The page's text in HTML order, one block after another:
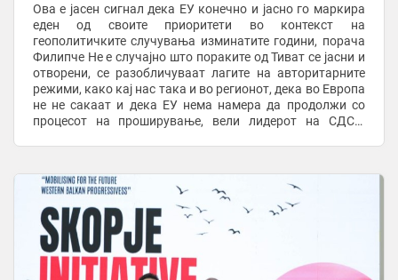
Ова е јасен сигнал дека ЕУ конечно и јасно го маркира
еден од своите приоритети во контекст на
геополитичките случувања изминатите години, порача
Филипче Не е случајно што пораките од Тиват се јасни и
отворени, се разобличуваат лагите на авторитарните
режими, како кај нас така и во регионот, дека во Европа
не не сакаат и дека ЕУ нема намера да продолжи со
процесот на проширување, вели лидерот на СДСМ